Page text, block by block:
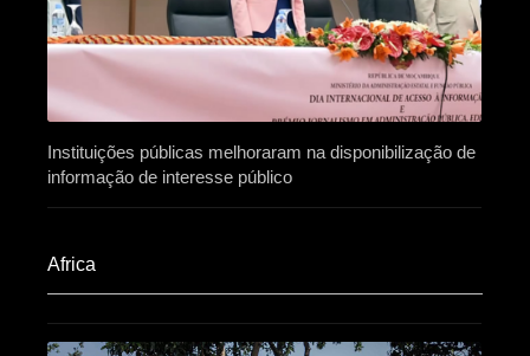
Instituições públicas melhoraram na disponibilização de
informação de interesse público
Africa​